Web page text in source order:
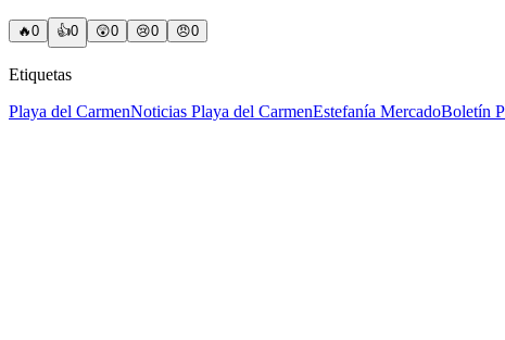
🔥0 👍0 😲0 😢0 😠0
Etiquetas
Playa del CarmenNoticias Playa del CarmenEstefanía MercadoBoletín